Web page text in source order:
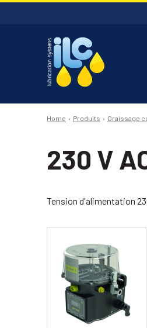
Home Produits Graissage
230 V
Tension d'alimentation